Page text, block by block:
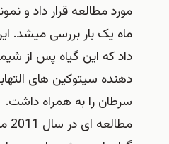
مورد مطالعه قرار داد و
ماه یک بار بررسی میشد.
داد که این گیاه پس از
دهنده سیتوکین های
سرطان را به همراه داشت.